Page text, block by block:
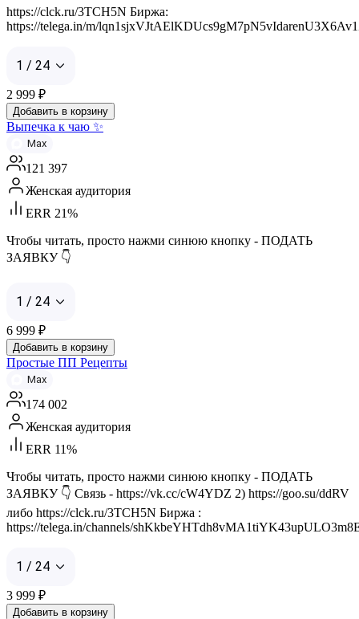
https://clck.ru/3TCH5N Биржа:
https://telega.in/m/
1 / 24
2 999 ₽
Добавить в корзину
Выпечка к чаю ✨
Max
121 397
Женская аудитория
ERR 21%
Чтобы читать, просто нажми синюю кнопку - ПОДАТЬ
ЗАЯВКУ 👇
1 / 24
6 999 ₽
Добавить в корзину
Простые ПП Рецепты
Max
174 002
Женская аудитория
ERR 11%
Чтобы читать, просто нажми синюю кнопку - ПОДАТЬ
ЗАЯВКУ 👇 Связь - https://vk.cc/cW4YDZ 2) https://goo.su/ddRV
либо https://clck.ru/3TCH5N Биржа :
https://telega.in/channels/
1 / 24
3 999 ₽
Добавить в корзину